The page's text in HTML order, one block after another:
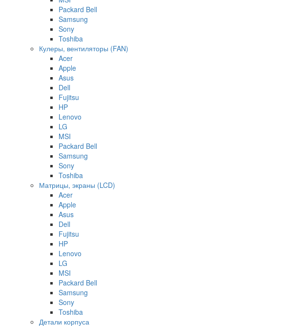
Packard Bell
Samsung
Sony
Toshiba
Кулеры, вентиляторы (FAN)
Acer
Apple
Asus
Dell
Fujitsu
HP
Lenovo
LG
MSI
Packard Bell
Samsung
Sony
Toshiba
Матрицы, экраны (LCD)
Acer
Apple
Asus
Dell
Fujitsu
HP
Lenovo
LG
MSI
Packard Bell
Samsung
Sony
Toshiba
Детали корпуса